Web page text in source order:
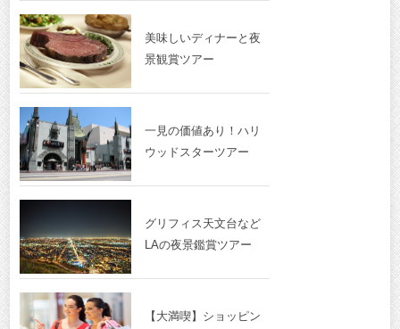
美味しいディナーと夜
景観賞ツアー
一見の価値あり！ハリ
ウッドスターツアー
グリフィス天文台など
LAの夜景鑑賞ツアー
【大満喫】ショッピン